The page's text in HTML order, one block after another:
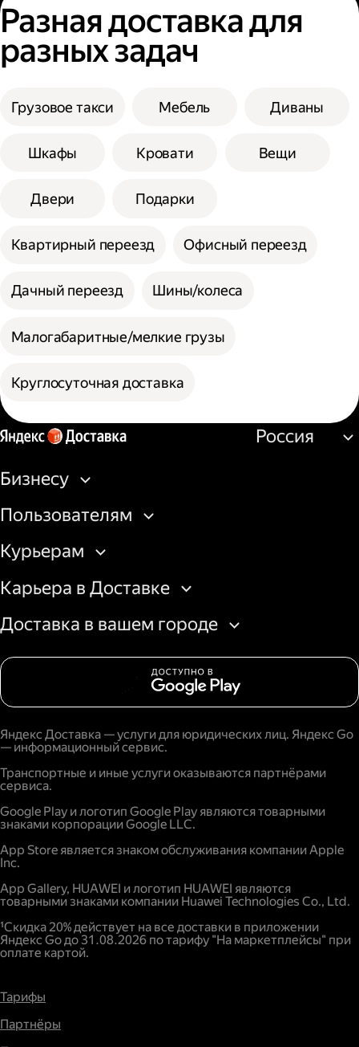
Разная доставка для
разных задач
Грузовое такси Мебель Диваны
Шкафы Кровати Вещи
Двери Подарки
Квартирный переезд Офисный переезд
Дачный переезд Шины/колеса
Малогабаритные/мелкие грузы
Круглосуточная доставка
Россия
Бизнесу
Пользователям
Курьерам
Карьера в Доставке
Доставка в вашем городе
Яндекс Доставка — услуги для юридических лиц. Яндекс Go
— информационный сервис.
Транспортные и иные услуги оказываются партнёрами
сервиса.
Google Play и логотип Google Play являются товарными
знаками корпорации Google LLC.
App Store является знаком обслуживания компании Apple
Inc.
App Gallery, HUAWEI и логотип HUAWEI являются
товарными знаками компании Huawei Technologies Co., Ltd.
¹Скидка 20% действует на все доставки в приложении
Яндекс Go до 31.08.2026 по тарифу "На маркетплейсы" при
оплате картой.
Тарифы
Партнёры